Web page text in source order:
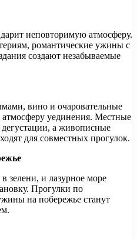
неповторимую атмосферу.
романтические ужины с
создают незабываемые
вино и очаровательные
уединения. Местные
а живописные
для совместных прогулок.
зелени, и лазурное море
Прогулки по
на побережье станут